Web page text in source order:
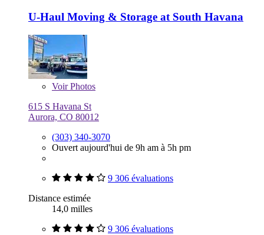
U-Haul Moving & Storage at South Havana
VoirPhotos
615 S Havana St
Aurora, CO 80012
(303) 340-3070
Ouvert aujourd'hui de 9h am à 5h pm
9 306 évaluations
Distance estimée
14,0 milles
9 306 évaluations